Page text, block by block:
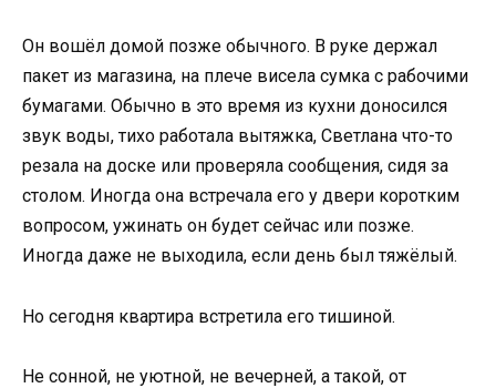
Он вошёл домой позже обычного. В руке держал
пакет из магазина, на плече висела сумка с рабочими
бумагами. Обычно в это время из кухни доносился
звук воды, тихо работала вытяжка, Светлана что-то
резала на доске или проверяла сообщения, сидя за
столом. Иногда она встречала его у двери коротким
вопросом, ужинать он будет сейчас или позже.
Иногда даже не выходила, если день был тяжёлый.
Но сегодня квартира встретила его тишиной.
Не сонной, не уютной, не вечерней, а такой, от